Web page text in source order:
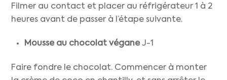
Filmer au contact et placer au réfrigérateur 1 à 2
heures avant de passer à l’étape suivante.
Mousse au chocolat véganeJ-1
Faire fondre le chocolat. Commencer à monter